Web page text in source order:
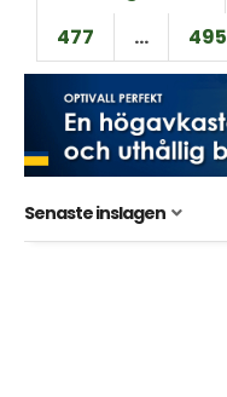
477
… 495
Senaste inslagen